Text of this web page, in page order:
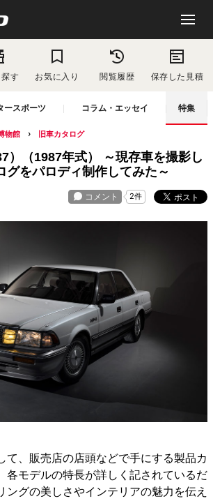
す お気に入り 閲覧履歴 保存した見積
ースポーツ コラム・エッセイ 特集
物館 旧車カタログ
）（1987年式） ～現存車を撮影し
グをパロディ制作してみた～
て、販売店の店頭などで手にする製品カ
各モデルの特長が詳しく記されているだ
ングの美しさやインテリアの魅力を伝え